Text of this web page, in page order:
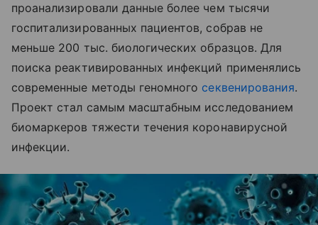
проанализировали данные более чем тысячи
госпитализированных пациентов, собрав не
меньше 200 тыс. биологических образцов. Для
поиска реактивированных инфекций применялись
современные методы геномного секвенирования.
Проект стал самым масштабным исследованием
биомаркеров тяжести течения коронавирусной
инфекции.